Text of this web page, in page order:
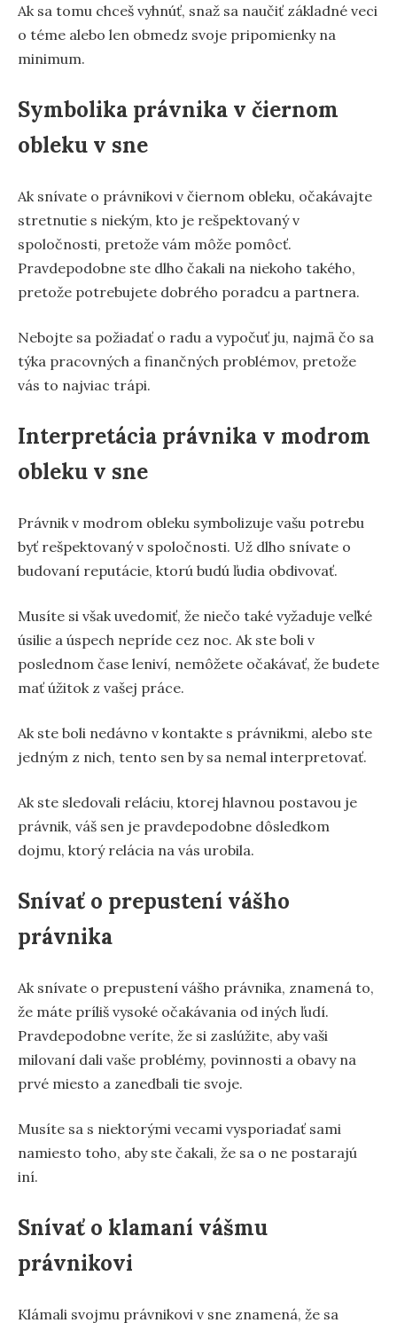
Ak sa tomu chceš vyhnúť, snaž sa naučiť základné veci
o téme alebo len obmedz svoje pripomienky na
minimum.
Symbolika právnika v čiernom
obleku v sne
Ak snívate o právnikovi v čiernom obleku, očakávajte
stretnutie s niekým, kto je rešpektovaný v
spoločnosti, pretože vám môže pomôcť.
Pravdepodobne ste dlho čakali na niekoho takého,
pretože potrebujete dobrého poradcu a partnera.
Nebojte sa požiadať o radu a vypočuť ju, najmä čo sa
týka pracovných a finančných problémov, pretože
vás to najviac trápi.
Interpretácia právnika v modrom
obleku v sne
Právnik v modrom obleku symbolizuje vašu potrebu
byť rešpektovaný v spoločnosti. Už dlho snívate o
budovaní reputácie, ktorú budú ľudia obdivovať.
Musíte si však uvedomiť, že niečo také vyžaduje veľké
úsilie a úspech nepríde cez noc. Ak ste boli v
poslednom čase leniví, nemôžete očakávať, že budete
mať úžitok z vašej práce.
Ak ste boli nedávno v kontakte s právnikmi, alebo ste
jedným z nich, tento sen by sa nemal interpretovať.
Ak ste sledovali reláciu, ktorej hlavnou postavou je
právnik, váš sen je pravdepodobne dôsledkom
dojmu, ktorý relácia na vás urobila.
Snívať o prepustení vášho
právnika
Ak snívate o prepustení vášho právnika, znamená to,
že máte príliš vysoké očakávania od iných ľudí.
Pravdepodobne veríte, že si zaslúžite, aby vaši
milovaní dali vaše problémy, povinnosti a obavy na
prvé miesto a zanedbali tie svoje.
Musíte sa s niektorými vecami vysporiadať sami
namiesto toho, aby ste čakali, že sa o ne postarajú
iní.
Snívať o klamaní vášmu
právnikovi
Klámali svojmu právnikovi v sne znamená, že sa